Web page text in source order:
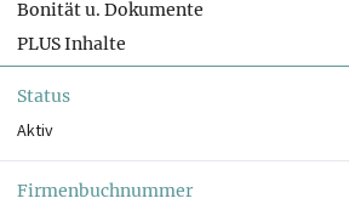
Bonität u. Dokumente
PLUS Inhalte
Status
Aktiv
Firmenbuchnummer